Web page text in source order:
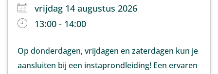
vrijdag 14 augustus 2026
13:00 - 14:00
Op donderdagen, vrijdagen en zaterdagen kun je
aansluiten bij een instaprondleiding! Een ervaren